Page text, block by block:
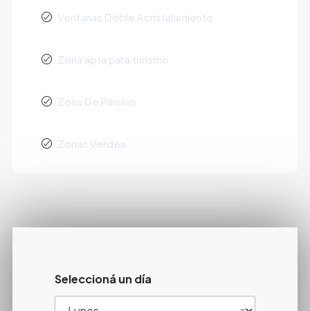
Ventanas Doble Acristalamiento
Zona apta para turismo
Zona De Parrillas
Zonas Verdes
Seleccioná un día